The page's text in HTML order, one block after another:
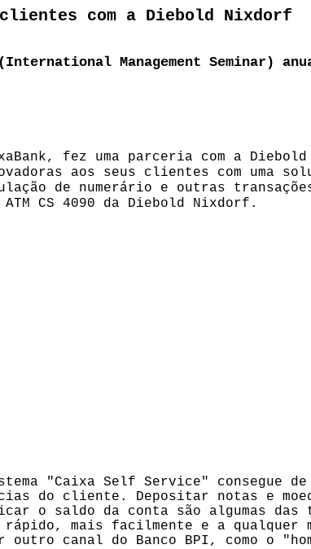
com a Diebold Nixdorf
Management Seminar)
fez uma parceria com a
aos seus clientes com uma
de numerário e outras
CS 4090 da Diebold Nixdorf.
"Caixa Self Service" consegue
do cliente. Depositar notas e
o saldo da conta são algumas das
mais facilmente e a qualquer
canal do Banco BPI, como o